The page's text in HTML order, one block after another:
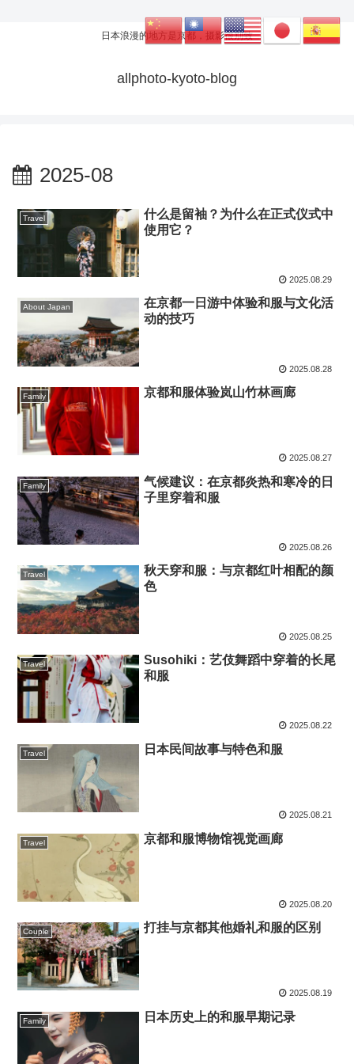
日本浪漫的地方是京都，摄影很别致
allphoto-kyoto-blog
2025-08
Travel
什么是留袖？为什么在正式仪式中
使用它？
2025.08.29
About Japan
在京都一日游中体验和服与文化活
动的技巧
2025.08.28
Family 京都和服体验岚山竹林画廊
2025.08.27
Family
气候建议：在京都炎热和寒冷的日
子里穿着和服
2025.08.26
Travel
秋天穿和服：与京都红叶相配的颜
色
2025.08.25
Travel
Susohiki：艺伎舞蹈中穿着的长尾
和服
2025.08.22
Travel 日本民间故事与特色和服
2025.08.21
Travel 京都和服博物馆视觉画廊
2025.08.20
Couple 打挂与京都其他婚礼和服的区别
2025.08.19
Family 日本历史上的和服早期记录